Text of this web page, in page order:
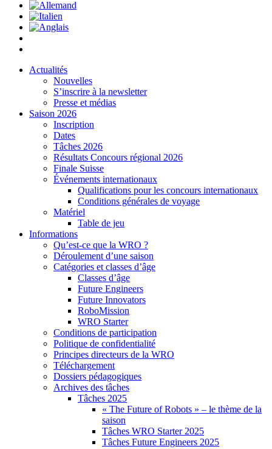
Actualités
Nouvelles
S’inscrire à la newsletter
Presse et médias
Saison 2026
Inscription
Dates
Tâches 2026
Résultats Concours régional 2026
Finale Suisse
Événements internationaux
Qualifications pour les concours internationaux
Conditions générales de voyage
Matériel
Table de jeu
Informations
Qu’est-ce que la WRO ?
Déroulement d’une saison
Catégories et classes d’âge
Classes d’âge
Future Engineers
Future Innovators
RoboMission
WRO Starter
Conditions de participation
Politique de confidentialité
Principes directeurs de la WRO
Téléchargement
Dossiers pédagogiques
Archives des tâches
Tâches 2025
« The Future of Robots » – le thème de la
saison
Tâches WRO Starter 2025
Tâches Future Engineers 2025